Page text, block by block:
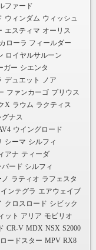
ファード
ウィンダム ウィッシュ
エスティマ オーリス
カローラ フィールダー
ロイヤルサルーン
ガー シエンタ
デュエット
ノア
ファンカーゴ プリウス
X ラウム ラクティス
ナス
ウイングロード
シーマ シルフィ
アナ ティーダ
バード シルフィ
ラティオ ラフェスタ
インテグラ エアウェイブ
クロスロード シビック
ット アリア モビリオ
CR-V MDX NSX S2000
ロードスター MPV RX8